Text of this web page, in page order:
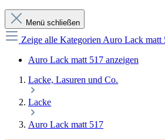
Menü schließen
Zeige alle Kategorien Auro Lack matt
Auro Lack matt 517 anzeigen
Lacke, Lasuren und Co.
Lacke
Auro Lack matt 517